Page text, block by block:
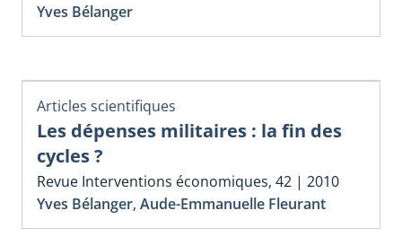
Yves Bélanger
Articles scientifiques
Les dépenses militaires : la fin des
cycles ?
Revue Interventions économiques, 42 | 2010
Yves Bélanger, Aude-Emmanuelle Fleurant